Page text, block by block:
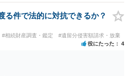
護や被後見人の財産の処分等に関して、
えられます。 また、お祖母さんがお亡
となる可能性がありますが、 その場合は
ん。 ３） 完全に拒否する方法はないか
ちたくないとのことでしたら、親族の意
ておけば良いかも知れません。 後見人
る親族にあえて連絡をしてくる可能性
ご参考になさってください。
る件で法的に対抗できるか？
#相続財産調査・鑑定 #遺留分侵害額請求・放棄
役にたった 4